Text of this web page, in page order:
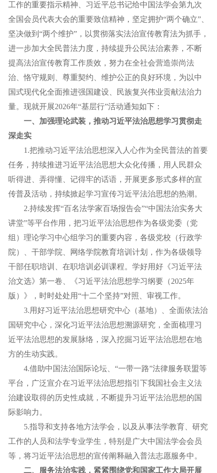
工作的重要指示精神、习近平总书记给中国法学会第九次
全国会员代表大会的重要致信精神，坚定拥护“两个确立”、
坚决做到“两个维护”，以贯彻落实法治宣传教育法为抓手，
进一步加大全民普法力度，持续提升公民法治素养，不断
提高法治宣传教育工作质效，努力在全社会营造崇尚法
治、恪守规则、尊重契约、维护公正的良好环境，为以中
国式现代化全面推进强国建设、民族复兴伟业贡献法治力
量。现就开展2026年“基层行”活动通知如下：
一、加强理论武装，推动习近平法治思想学习贯彻走
深走实
1.把推动习近平法治思想深入人心作为全民普法的首要
任务，持续推进习近平法治思想大众化传播，用人民群众
听得进、弄得懂、记得牢的话语，开展更多形式多样的宣
传普及活动，持续掀起学习宣传习近平法治思想的热潮。
2.持续发挥“百名法学家百场报告会”“中国法治实务大
讲堂”等平台作用，把习近平法治思想作为各级党委（党
组）理论学习中心组学习的重要内容，各级党校（行政学
院）、干部学院、网络学院教育培训计划，作为各级领导
干部任职培训、在职培训必训课程。学好用好《习近平法
治文选》第一卷、《习近平法治思想学习纲要（2025年
版）》，时时处处用“十二个坚持”对照、审视工作。
3.用好习近平法治思想研究中心（基地）、全面依法治
国研究中心，深化习近平法治思想溯源研究，全面梳理习
近平法治思想的发展脉络，深入挖掘习近平法治思想在地
方的生动实践。
4.借助中国法治国际论坛、“一带一路”法律服务联盟等
平台，广泛宣介在习近平法治思想指引下我国社会主义法
治建设取得的历史性成就，不断提升习近平法治思想的国
际影响力。
5.指导和支持各地方法学会，以及从事法学教育、研究
工作的人员和法学专业学生，特别是广大中国法学会会员
等，将习近平法治思想的宣传阐释融入普法志愿服务中。
二、服务法治实践，紧紧围绕党和国家工作大局开展